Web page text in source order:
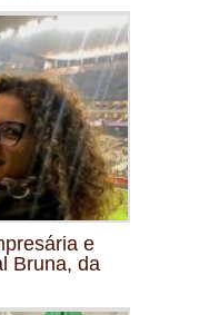
e
Bruna, da